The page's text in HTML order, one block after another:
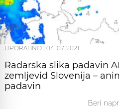
UPORABNO 04. 07. 2021
Radarska slika padavin
zemljevid Slovenija –
padavin
Beri